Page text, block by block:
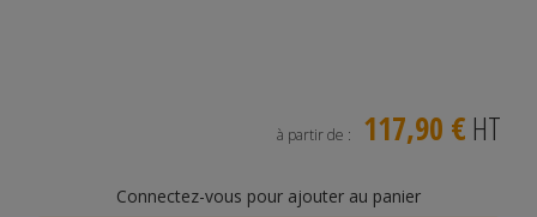
à partir de : 117,90 € HT
Connectez-vous pour ajouter au panier